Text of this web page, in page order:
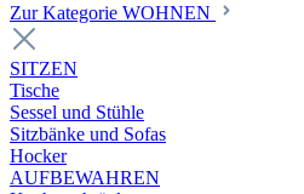
Zur Kategorie WOHNEN
SITZEN
Tische
Sessel und Stühle
Sitzbänke und Sofas
Hocker
AUFBEWAHREN